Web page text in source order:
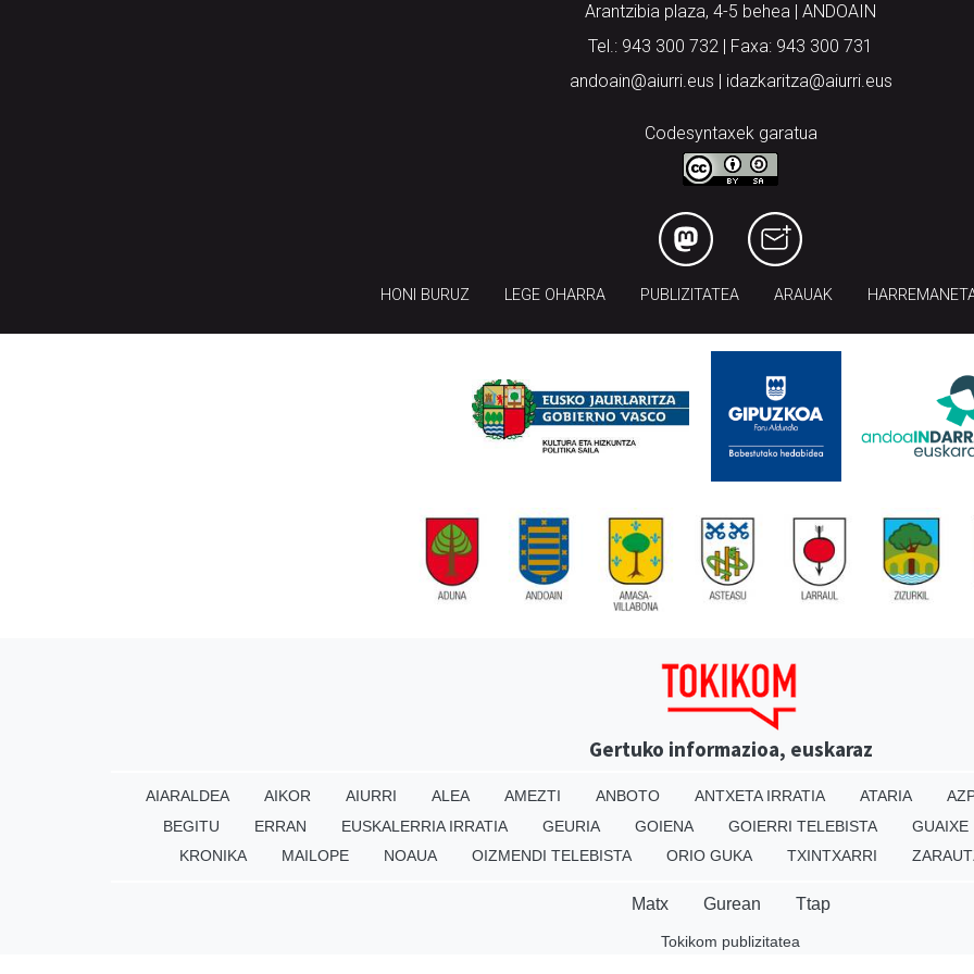
Arantzibia plaza, 4-5 behea | ANDOAIN
Tel.: 943 300 732 | Faxa: 943 300 731
andoain@aiurri.eus | idazkaritza@aiurri.eus
Codesyntaxek garatua
HONI BURUZ LEGE OHARRA PUBLIZITATEA ARAUAK
Gertuko informazioa, euskaraz
AIARALDEA AIKOR AIURRI ALEA AMEZTI ANBOTO ANTXETA IRRATIA ATARIA
BEGITU
ERRAN EUSKALERRIA IRRATIA GEURIA GOIENA GOIERRI TELEBISTA GUAIXE
KRONIKA
MAILOPE NOAUA OIZMENDI TELEBISTA ORIO GUKA TXINTXARRI
Matx Gurean Ttap
Tokikom publizitatea